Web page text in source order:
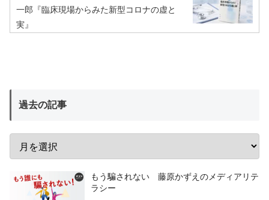
一郎『臨床現場からみた新型コロナの虚と
実』
過去の記事
もう騙されない 藤原かずえのメディアリテ
ラシー